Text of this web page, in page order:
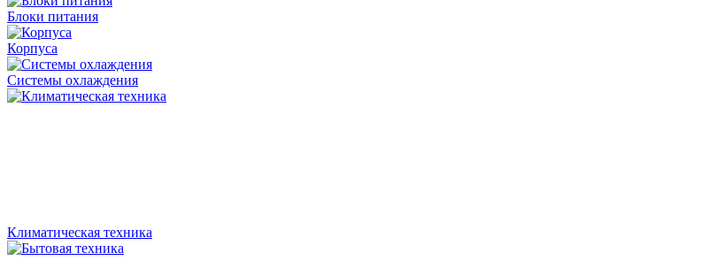
Блоки питания
Корпуса
Системы охлаждения
Климатическая техника